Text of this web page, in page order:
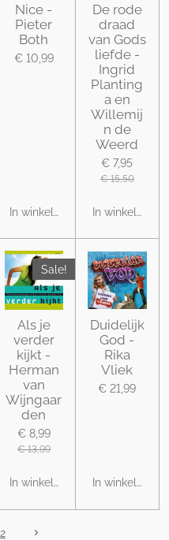
Nice -
Pieter
Both
€ 10,99
In winkelwagen
De rode
draad
van Gods
liefde -
Ingrid
Planting
a en
Willemij
n de
Weerd
€ 7,95
€ 15,50
In
Sale!
Als je
verder
kijkt -
Herman
van
Wijngaar
den
€ 8,99
€ 13,99
In winkelwagen
Duidelijk
God -
Rika
Vliek
€ 21,99
In
2